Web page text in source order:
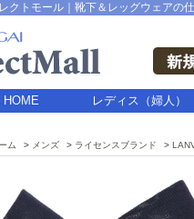
クトモール｜靴下＆レッグウェアの
HOME レディス（婦人）
ム メンズ ライセンスブランド